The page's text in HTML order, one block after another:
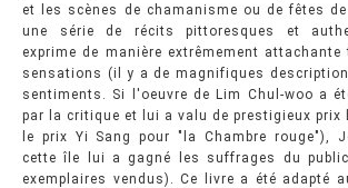
et les scènes de chamanisme ou de fêtes
une série de récits pittoresques et
exprime de manière extrêmement
sensations (il y a de magnifiques
sentiments. Si l'oeuvre de Lim Chul-woo a
par la critique et lui a valu de prestigieux prix
le prix Yi Sang pour "la Chambre rouge"),
cette île lui a gagné les suffrages du
exemplaires vendus). Ce livre a été adapté